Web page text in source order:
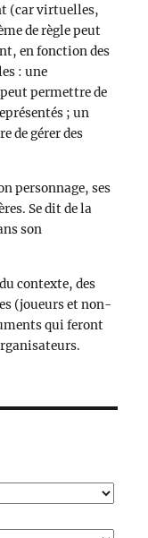
(car virtuelles,
de règle peut
en fonction des
: une
permettre de
; un
de gérer des
personnage, ses
Se dit de la
son
contexte, des
(joueurs et non-
qui feront